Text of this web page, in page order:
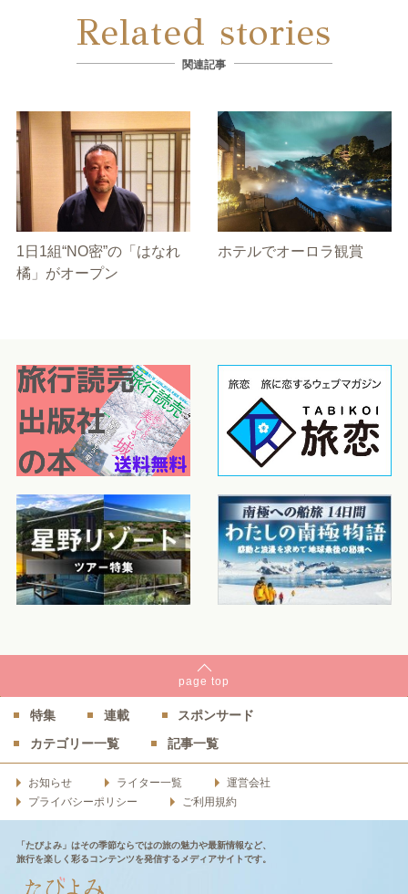
Related stories
関連記事
1日1組“NO密”の「はなれ
橘」がオープン
ホテルでオーロラ観賞
page top
特集 連載
スポンサード
カテゴリー一覧
記事一覧
お知らせ ライター一覧
運営会社
プライバシーポリシー
ご利用規約
「たびよみ」はその季節ならではの旅の魅力や最新情報など、
旅行を楽しく彩るコンテンツを発信するメディアサイトです。